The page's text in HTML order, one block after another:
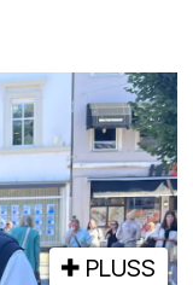
PLUSS